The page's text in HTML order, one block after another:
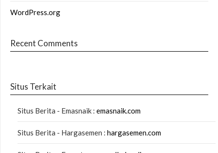
WordPress.org
Recent Comments
Situs Terkait
Situs Berita - Emasnaik : emasnaik.com
Situs Berita - Hargasemen : hargasemen.com